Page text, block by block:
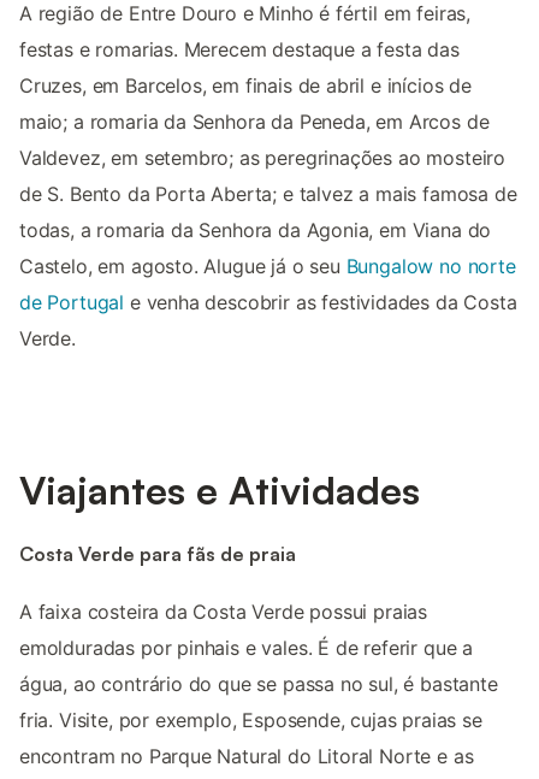
A região de Entre Douro e Minho é fértil em feiras,
festas e romarias. Merecem destaque a festa das
Cruzes, em Barcelos, em finais de abril e inícios de
maio; a romaria da Senhora da Peneda, em Arcos de
Valdevez, em setembro; as peregrinações ao mosteiro
de S. Bento da Porta Aberta; e talvez a mais famosa de
todas, a romaria da Senhora da Agonia, em Viana do
Castelo, em agosto. Alugue já o seu Bungalow no norte
de Portugal e venha descobrir as festividades da Costa
Verde.
Viajantes e Atividades
Costa Verde para fãs de praia
A faixa costeira da Costa Verde possui praias
emolduradas por pinhais e vales. É de referir que a
água, ao contrário do que se passa no sul, é bastante
fria. Visite, por exemplo, Esposende, cujas praias se
encontram no Parque Natural do Litoral Norte e as